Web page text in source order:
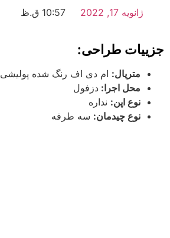
ژانویه 17, 2022 10:57 ق.ظ
جزییات طراحی:
متریال: ام دی اف رنگ شده پولیشی
محل اجرا: دزفول
نوع اپن: نداره
نوع چیدمان: سه طرفه